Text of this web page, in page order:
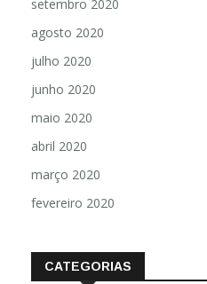
setembro 2020
agosto 2020
julho 2020
junho 2020
maio 2020
abril 2020
março 2020
fevereiro 2020
CATEGORIAS